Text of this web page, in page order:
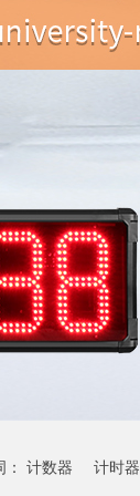
计数器 计时器